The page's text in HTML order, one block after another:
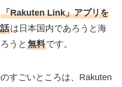
「Rakuten Link」アプリを
は日本国内であろうと海
うと 無料です。
すごいところは、Rakuten